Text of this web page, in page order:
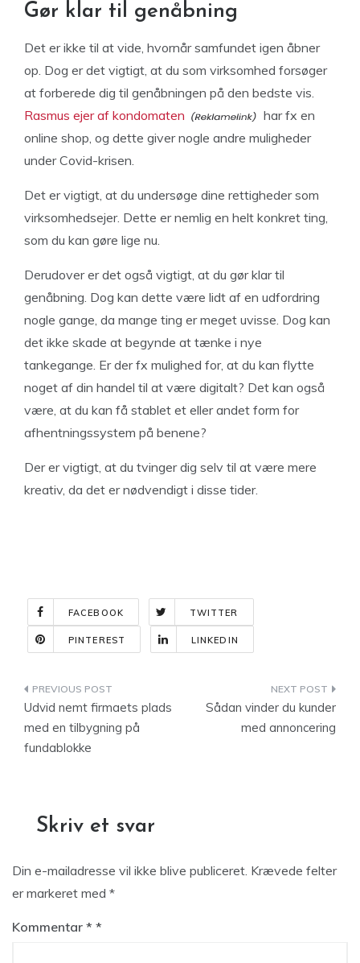
Gør klar til genåbning
Det er ikke til at vide, hvornår samfundet igen åbner
op. Dog er det vigtigt, at du som virksomhed forsøger
at forberede dig til genåbningen på den bedste vis.
Rasmus ejer af kondomaten
har fx en
online shop, og dette giver nogle andre muligheder
under Covid-krisen.
Det er vigtigt, at du undersøge dine rettigheder som
virksomhedsejer. Dette er nemlig en helt konkret ting,
som du kan gøre lige nu.
Derudover er det også vigtigt, at du gør klar til
genåbning. Dog kan dette være lidt af en udfordring
nogle gange, da mange ting er meget uvisse. Dog kan
det ikke skade at begynde at tænke i nye
tankegange. Er der fx mulighed for, at du kan flytte
noget af din handel til at være digitalt? Det kan også
være, at du kan få stablet et eller andet form for
afhentningssystem på benene?
Der er vigtigt, at du tvinger dig selv til at være mere
kreativ, da det er nødvendigt i disse tider.
FACEBOOK TWITTER
PINTEREST LINKEDIN
Indlægsnavigation
Udvid nemt firmaets plads
med en tilbygning på
fundablokke
Sådan vinder du kunder
med annoncering
Skriv et svar
Din e-mailadresse vil ikke blive publiceret. Krævede felter
er markeret med *
Kommentar *